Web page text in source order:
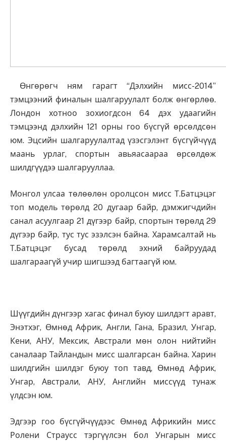
Өнгөрөгч ням гарагт “Дэлхийн мисс-2014”
тэмцээний финалын шалгаруулалт болж өнгөрлөө.
Лондон хотноо зохиогдсон 64 дэх удаагийн
тэмцээнд дэлхийн 121 орны гоо бүсгүй өрсөлдсөн
юм. Эцсийн шалгаруулалтад үзэсгэлэнт бүсгүйчүүд
маань урлаг, спортын авьяасаараа өрсөлдөж
шилдгүүдээ шалгарууллаа.
Монгол улсаа төлөөлөн оролцсон мисс Т.Батцэцэг
топ модель төрөлд 20 дугаар байр, дэмжигчдийн
санал асуулгаар 21 дүгээр байр, спортын төрөлд 29
дүгээр байр, тус тус эзэлсэн байна. Харамсалтай нь
Т.Батцэцэг бусад төрөлд эхний байруудад
шалгараагүй учир шигшээд багтаагүй юм.
Шүүгдийн дүнгээр хагас финал буюу шилдэгт аравт,
Энэтхэг, Өмнөд Африк, Англи, Гана, Бразил, Унгар,
Кени, АНУ, Мексик, Австрали мөн олон нийтийн
саналаар Тайландын мисс шалгарсан байна. Харин
шилдгийн шилдэг буюу топ тавд, Өмнөд Африк,
Унгар, Австрали, АНУ, Английн миссүүд тунаж
үлдсэн юм.
Эдгээр гоо бүсгүйчүүдээс Өмнөд Африкийн мисс
Ролени Страусс тэргүүлсэн бол Унгарын мисс